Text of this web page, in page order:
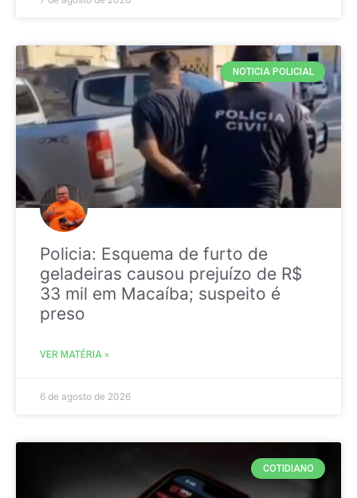
NOTICIA POLICIAL
Policia: Esquema de furto de
geladeiras causou prejuízo de R$
33 mil em Macaíba; suspeito é
preso
VER MATÉRIA »
6 de agosto de 2026
COTIDIANO